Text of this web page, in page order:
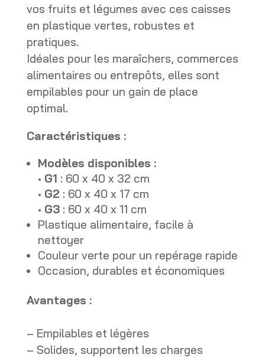
vos fruits et légumes avec ces caisses
en plastique vertes, robustes et
pratiques.
Idéales pour les maraîchers, commerces
alimentaires ou entrepôts, elles sont
empilables pour un gain de place
optimal.
Caractéristiques :
Modèles disponibles :
• G1 : 60 x 40 x 32 cm
• G2 : 60 x 40 x 17 cm
• G3: 60 x 40 x 11 cm
Plastique alimentaire, facile à
nettoyer
Couleur verte pour un repérage rapide
Occasion, durables et économiques
Avantages :
– Empilables et légères
– Solides, supportent les charges